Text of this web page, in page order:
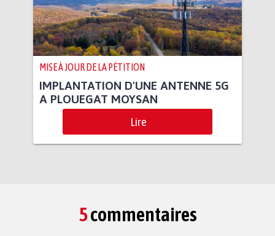
MISE À JOUR DE LA PÉTITION
IMPLANTATION D'UNE ANTENNE 5G
A PLOUEGAT MOYSAN
Lire
5commentaires